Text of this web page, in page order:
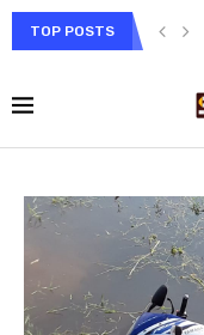
TOP POSTS